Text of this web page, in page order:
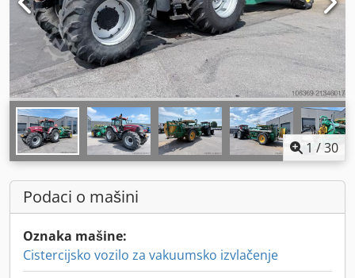
1 /30
Podaci o mašini
Oznaka mašine:
Cistercijsko vozilo za vakuumsko izvlačenje